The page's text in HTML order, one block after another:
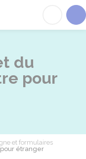
du
pour
et formulaires
étranger